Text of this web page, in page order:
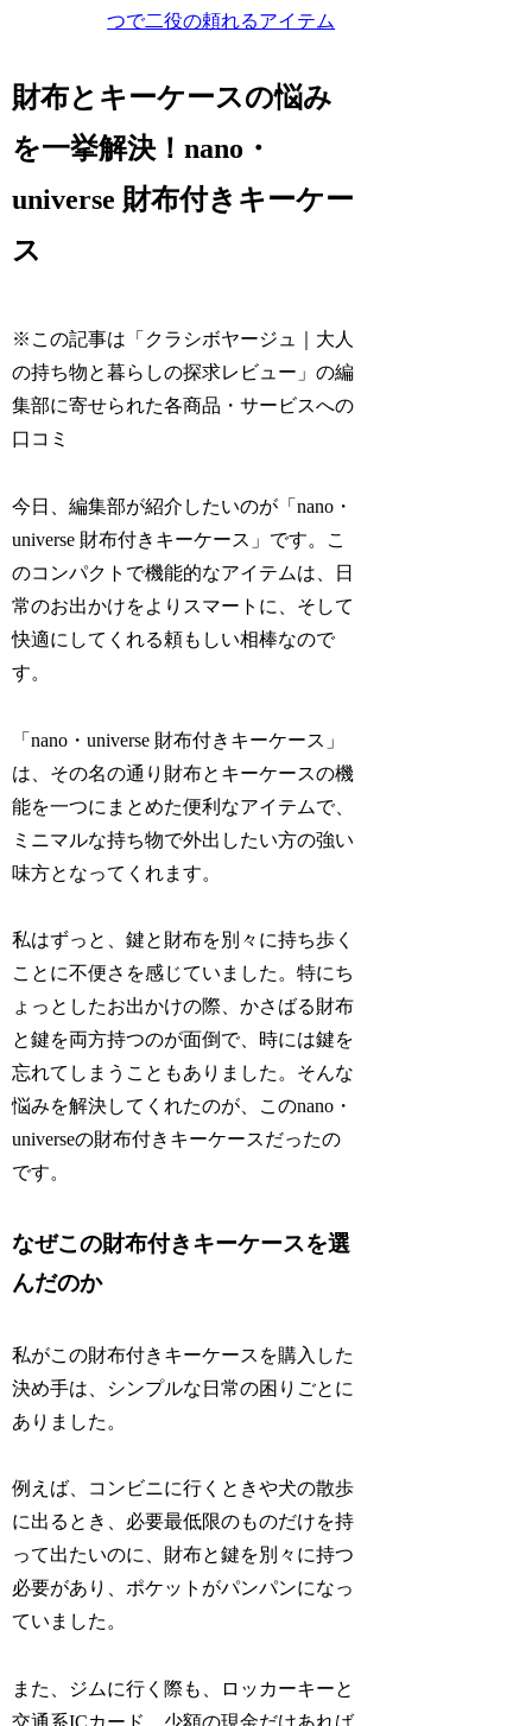
つで二役の頼れるアイテム
財布とキーケースの悩み
を一挙解決！nano・
universe 財布付きキーケー
ス
※この記事は「クラシボヤージュ｜大人
の持ち物と暮らしの探求レビュー」の編
集部に寄せられた各商品・サービスへの
口コミ
今日、編集部が紹介したいのが「nano・
universe 財布付きキーケース」です。こ
のコンパクトで機能的なアイテムは、日
常のお出かけをよりスマートに、そして
快適にしてくれる頼もしい相棒なので
す。
「nano・universe 財布付きキーケース」
は、その名の通り財布とキーケースの機
能を一つにまとめた便利なアイテムで、
ミニマルな持ち物で外出したい方の強い
味方となってくれます。
私はずっと、鍵と財布を別々に持ち歩く
ことに不便さを感じていました。特にち
ょっとしたお出かけの際、かさばる財布
と鍵を両方持つのが面倒で、時には鍵を
忘れてしまうこともありました。そんな
悩みを解決してくれたのが、このnano・
universeの財布付きキーケースだったの
です。
なぜこの財布付きキーケースを選
んだのか
私がこの財布付きキーケースを購入した
決め手は、シンプルな日常の困りごとに
ありました。
例えば、コンビニに行くときや犬の散歩
に出るとき、必要最低限のものだけを持
って出たいのに、財布と鍵を別々に持つ
必要があり、ポケットがパンパンになっ
ていました。
また、ジムに行く際も、ロッカーキーと